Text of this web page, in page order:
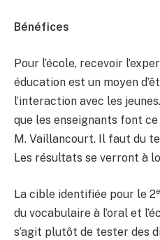
Bénéfices
Pour l’école, recevoir
éducation est un moyen
l’interaction avec les jeunes.
que les enseignants font
M. Vaillancourt. Il faut du
Les résultats se verront à
La cible identifiée pour le 2e
du vocabulaire à l’oral et
s’agit plutôt de tester des